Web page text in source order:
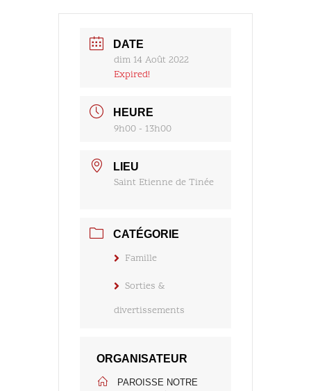
DATE
dim 14 Août 2022
Expired!
HEURE
9h00 - 13h00
LIEU
Saint Etienne de Tinée
CATÉGORIE
Famille
Sorties &
divertissements
ORGANISATEUR
PAROISSE NOTRE